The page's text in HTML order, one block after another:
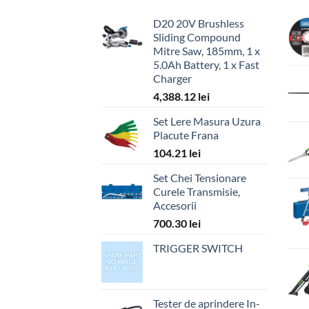
D20 20V Brushless
Sliding Compound
Mitre Saw, 185mm, 1 x
5.0Ah Battery, 1 x Fast
Charger
4,388.12 lei
Set Lere Masura Uzura
Placute Frana
104.21 lei
Set Chei Tensionare
Curele Transmisie,
Accesorii
700.30 lei
TRIGGER SWITCH
Tester de aprindere In-